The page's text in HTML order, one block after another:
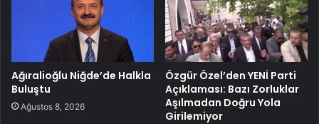
Ağıralioğlu Niğde’de Halkla
Buluştu
Ağustos 8, 2026
Özgür Özel’den YENİ Parti
Açıklaması: Bazı Zorluklar
Aşılmadan Doğru Yola
Girilemiyor